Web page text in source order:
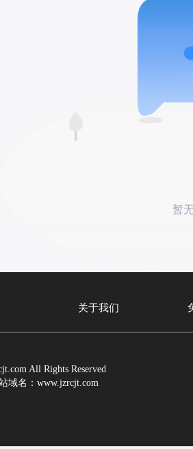
暂
关于我们
All Rights Reserved
域名：www.jzrcjt.com